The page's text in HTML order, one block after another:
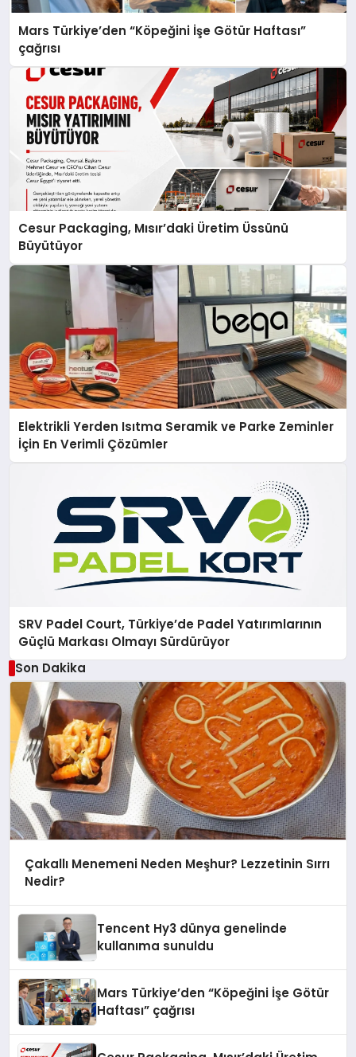
Mars Türkiye’den “Köpeğini İşe Götür Haftası”
çağrısı
Cesur Packaging, Mısır’daki Üretim Üssünü
Büyütüyor
Elektrikli Yerden Isıtma Seramik ve Parke Zeminler
İçin En Verimli Çözümler
SRV Padel Court, Türkiye’de Padel Yatırımlarının
Güçlü Markası Olmayı Sürdürüyor
Son Dakika
Çakallı Menemeni Neden Meşhur? Lezzetinin Sırrı
Nedir?
Tencent Hy3 dünya genelinde
kullanıma sunuldu
Mars Türkiye’den “Köpeğini İşe Götür
Haftası” çağrısı